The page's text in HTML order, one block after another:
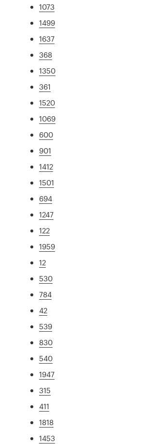
1073
1499
1637
368
1350
361
1520
1069
600
901
1412
1501
694
1247
122
1959
12
530
784
42
539
830
540
1947
315
411
1818
1453